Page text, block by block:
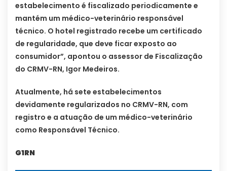
estabelecimento é fiscalizado periodicamente e
mantém um médico-veterinário responsável
técnico. O hotel registrado recebe um certificado
de regularidade, que deve ficar exposto ao
consumidor”, apontou o assessor de Fiscalização
do CRMV-RN, Igor Medeiros.
Atualmente, há sete estabelecimentos
devidamente regularizados no CRMV-RN, com
registro e a atuação de um médico-veterinário
como Responsável Técnico.
G1RN